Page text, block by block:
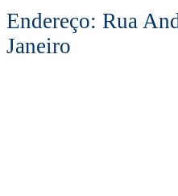
Endereço: Rua
Janeiro